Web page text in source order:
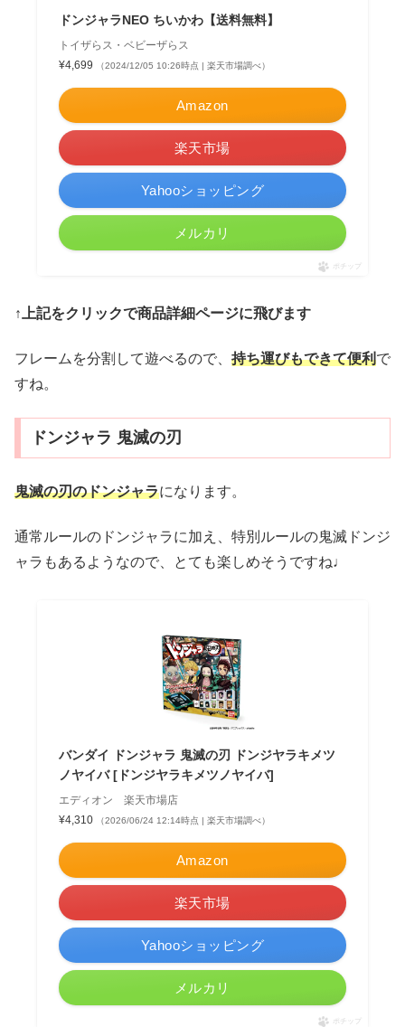
ドンジャラNEO ちいかわ【送料無料】
トイザらス・ベビーザらス
¥4,699
（2024/12/05 10:26時点 | 楽天市場調べ）
Amazon
楽天市場
Yahooショッピング
メルカリ
ポチップ
↑上記をクリックで商品詳細ページに飛びます
フレームを分割して遊べるので、 持ち運びもできて便利で
すね。
ドンジャラ 鬼滅の刃
鬼滅の刃のドンジャラになります。
通常ルールのドンジャラに加え、特別ルールの鬼滅ドンジ
ャラもあるようなので、とても楽しめそうですね♩
バンダイ ドンジャラ 鬼滅の刃 ドンジヤラキメツ
ノヤイバ [ドンジヤラキメツノヤイバ]
エディオン 楽天市場店
¥4,310
（2026/06/24 12:14時点 | 楽天市場調べ）
Amazon
楽天市場
Yahooショッピング
メルカリ
ポチップ